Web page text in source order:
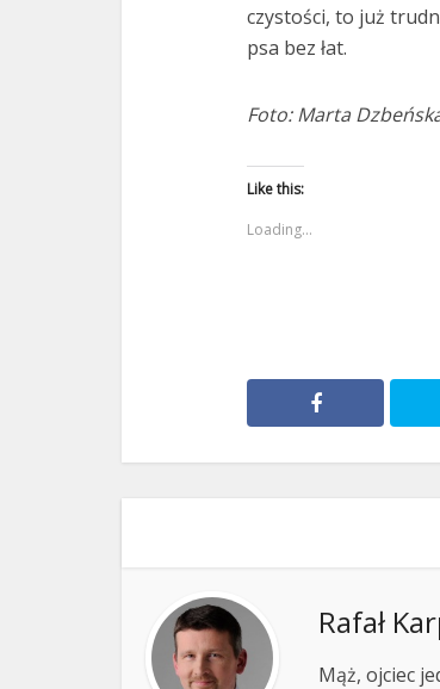
czystości, to już
psa bez łat.
Foto: Marta
Like this:
Loading...
Rafał
Mąż, ojciec